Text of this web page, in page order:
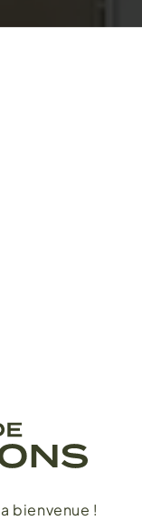
bienvenue !